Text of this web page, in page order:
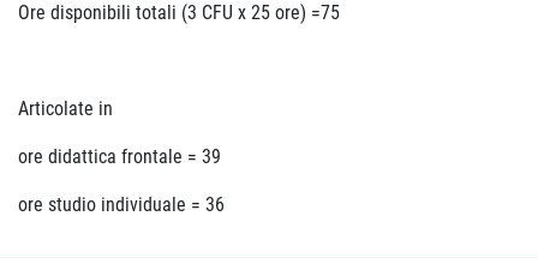
Ore disponibili totali (3 CFU x 25 ore) =75
Articolate in
ore didattica frontale = 39
ore studio individuale = 36